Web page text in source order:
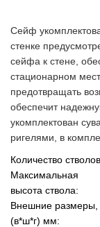
Сейф
стенке
сейфа к стене,
стационарном
предотвращать
обеспечит
укомплектован
ригелями, в
Количество
Максимальная
высота ствола:
Внешние размеры,
(в*ш*г) мм: